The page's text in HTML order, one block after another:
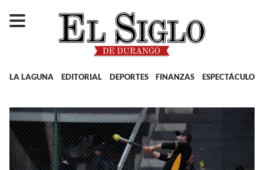
LA LAGUNA EDITORIAL DEPORTES FINANZAS ESPECTÁCULOS